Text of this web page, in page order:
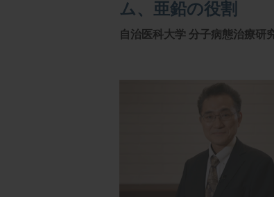
ム、亜鉛の役割
自治医科大学 分子病態治療研